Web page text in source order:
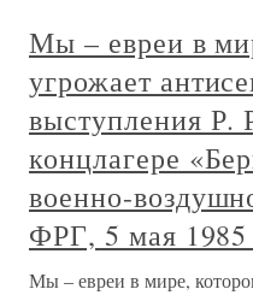
Мы – евреи в
угрожает
выступления Р.
концлагере
военно-
ФРГ, 5 мая 1985
Мы – евреи в мире,